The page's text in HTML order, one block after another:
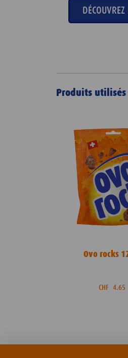
Produits utilisés
Ovo rocks
CHF4.65